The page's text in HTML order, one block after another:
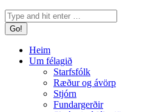
Search:
Heim
Um félagið
Starfsfólk
Ræður og ávörp
Stjórn
Fundargerðir